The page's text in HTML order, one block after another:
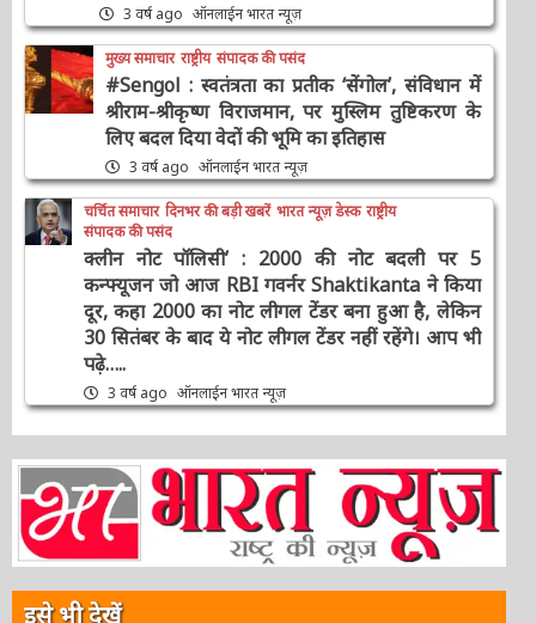
3 वर्ष ago ऑनलाईन भारत न्यूज़
मुख्य समाचार राष्ट्रीय संपादक की पसंद
#Sengol : स्वतंत्रता का प्रतीक ‘सेंगोल’, संविधान में
श्रीराम-श्रीकृष्ण विराजमान, पर मुस्लिम तुष्टिकरण के
लिए बदल दिया वेदों की भूमि का इतिहास
3 वर्ष ago ऑनलाईन भारत न्यूज़
चर्चित समाचार दिनभर की बड़ी खबरें भारत न्यूज़ डेस्क राष्ट्रीय
संपादक की पसंद
क्लीन नोट पॉलिसी’ : 2000 की नोट बदली पर 5
कन्फ्यूजन जो आज RBI गवर्नर Shaktikanta ने किया
दूर, कहा 2000 का नोट लीगल टेंडर बना हुआ है, लेकिन
30 सितंबर के बाद ये नोट लीगल टेंडर नहीं रहेंगे। आप भी
पढ़े…..
3 वर्ष ago ऑनलाईन भारत न्यूज़
इसे भी देखें